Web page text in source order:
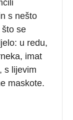
s nešto
se
u redu,
imat
s lijevim
maskote.